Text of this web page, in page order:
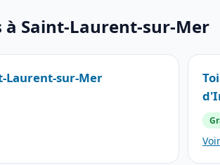
à Saint-Laurent-sur-Mer
Laurent-sur-Mer